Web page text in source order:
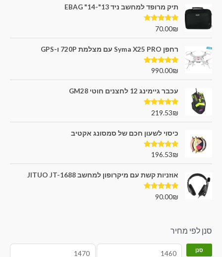
תיק מרופד למחשב ניד 13"-14" EBAG
דורג5.00
70.00₪
רחפן Syma X25 PRO עם מצלמת 720P ו-GPS
דורג5.00
990.00₪
עכבר גיימינג 12 לחצנים חוטי GM28
דורג 5.00
219.53₪
כיסוי לשעון חכם של סמסונג אקטיב
דורג 5.00
196.53₪
אוזניות קשת עם מיקרופון למחשב JITUO JT-1688
דורג5.00
90.00₪
סנן לפי מחיר
סנן